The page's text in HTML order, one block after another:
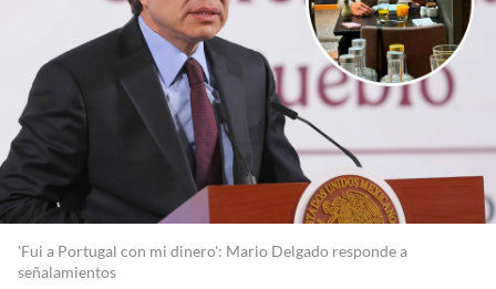
'Fui a Portugal con mi dinero': Mario Delgado responde a
señalamientos